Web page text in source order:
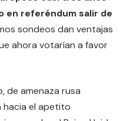
en referéndum salir de
sondeos dan ventajas
ahora votarían a favor
de amenaza rusa
el apetito